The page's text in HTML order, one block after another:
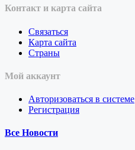
Контакт и карта сайта
Связаться
Карта сайта
Страны
Мой аккаунт
Авторизоваться в системе
Регистрация
Все Новости